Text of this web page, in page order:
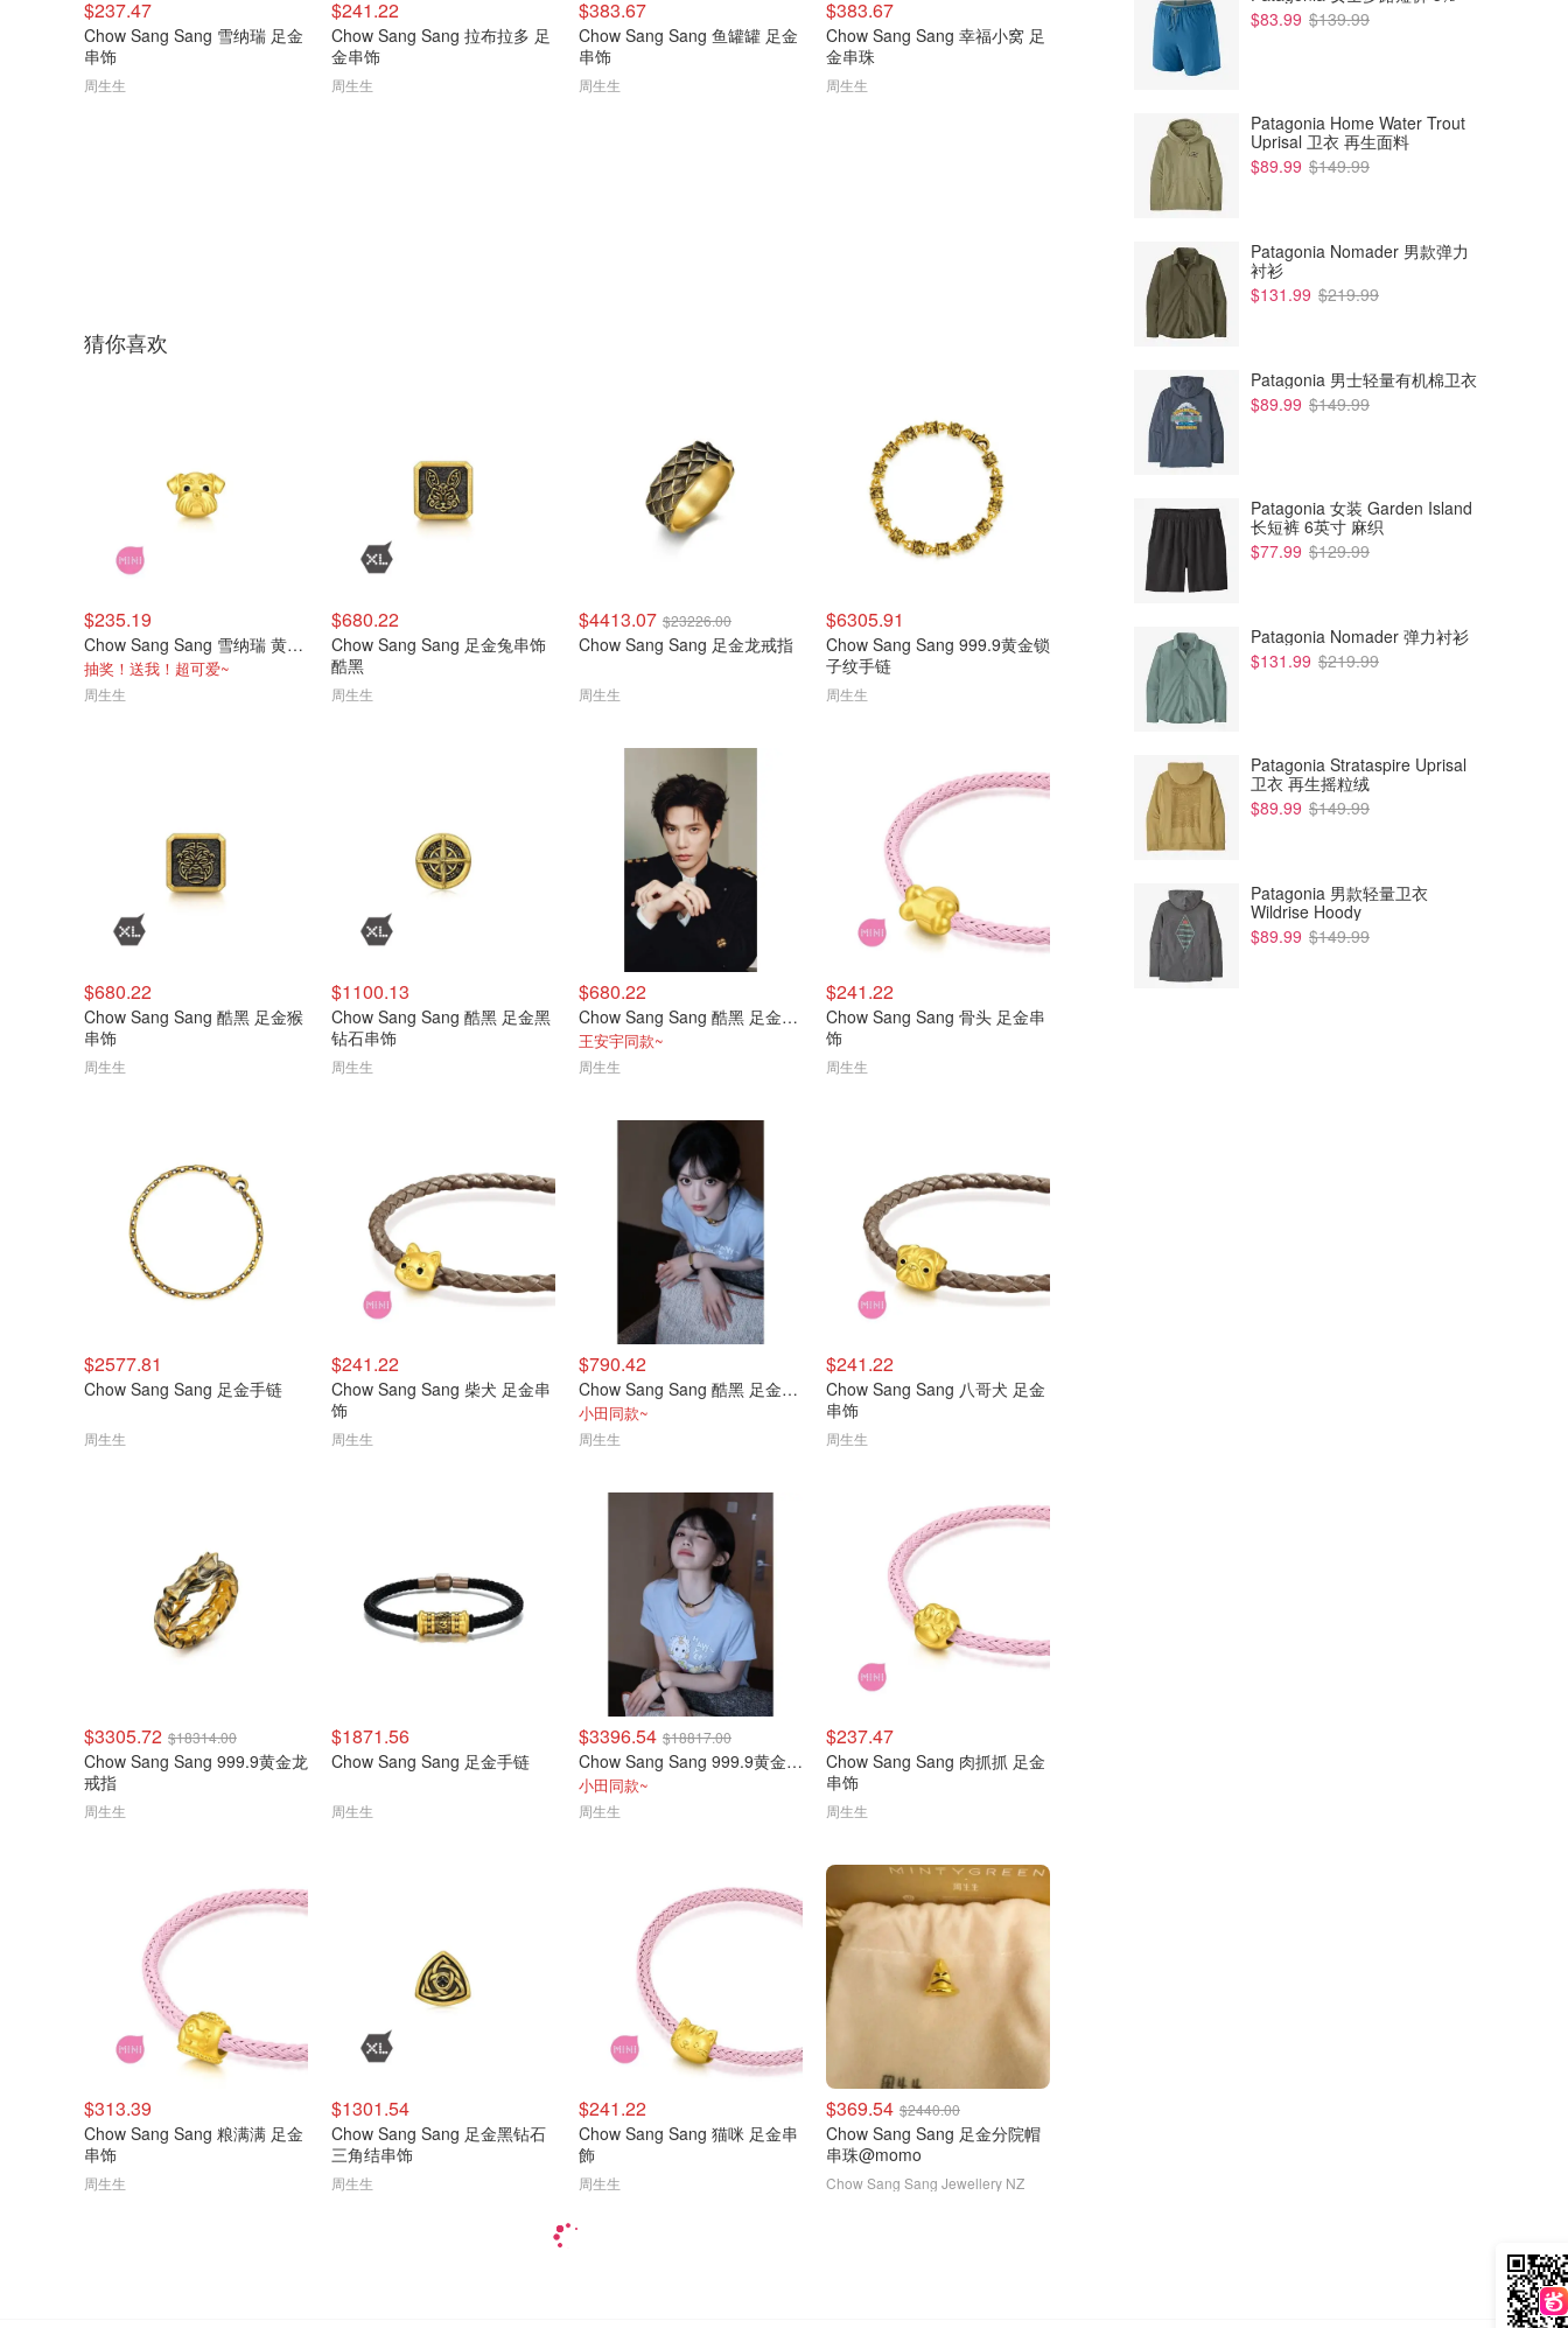
$237.47
Chow Sang Sang 雪纳瑞 足金
串饰
周生生
$241.22
Chow Sang Sang 拉布拉多 足
金串饰
周生生
$383.67
Chow Sang Sang 鱼罐罐 足金
串饰
周生生
$383.67
Chow Sang Sang 幸福小窝 足
金串珠
周生生
Chow Sang Sang 约克夏 足金
$1417.44
猜你喜欢
$235.19
Chow Sang Sang 雪纳瑞 黄金串珠
抽奖！送我！超可爱~
周生生
$680.22
Chow Sang Sang 足金兔串饰
酷黑
周生生
$4413.07 $23226.00
Chow Sang Sang 足金龙戒指
周生生
$6305.91
Chow Sang Sang 999.9黄金锁
子纹手链
周生生
$680.22
Chow Sang Sang 酷黑 足金猴
串饰
周生生
$1100.13
Chow Sang Sang 酷黑 足金黑
钻石串饰
周生生
$680.22
Chow Sang Sang 酷黑 足金龙串饰
王安宇同款~
周生生
$241.22
Chow Sang Sang 骨头 足金串
饰
周生生
$2577.81
Chow Sang Sang 足金手链
周生生
$241.22
Chow Sang Sang 柴犬 足金串
饰
周生生
$790.42
Chow Sang Sang 酷黑 足金串饰 锁子纹
小田同款~
周生生
$241.22
Chow Sang Sang 八哥犬 足金
串饰
周生生
$3305.72 $18314.00
Chow Sang Sang 999.9黄金龙
戒指
周生生
$1871.56
Chow Sang Sang 足金手链
周生生
$3396.54 $18817.00
Chow Sang Sang 999.9黄金锁子纹手链
小田同款~
周生生
$237.47
Chow Sang Sang 肉抓抓 足金
串饰
周生生
$313.39
Chow Sang Sang 粮满满 足金
串饰
周生生
$1301.54
Chow Sang Sang 足金黑钻石
三角结串饰
周生生
$241.22
Chow Sang Sang 猫咪 足金串
飾
周生生
$369.54 $2440.00
Chow Sang Sang 足金分院帽
串珠@momo
Chow Sang Sang Jewellery NZ
$83.99 $139.99
Patagonia Home Water Trout
Uprisal 卫衣 再生面料
$89.99 $149.99
Patagonia Nomader 男款弹力
衬衫
$131.99 $219.99
Patagonia 男士轻量有机棉卫衣
$89.99 $149.99
Patagonia 女装 Garden Island
长短裤 6英寸 麻织
$77.99 $129.99
Patagonia Nomader 弹力衬衫
$131.99 $219.99
Patagonia Strataspire Uprisal
卫衣 再生摇粒绒
$89.99 $149.99
Patagonia 男款轻量卫衣
Wildrise Hoody
$89.99 $149.99